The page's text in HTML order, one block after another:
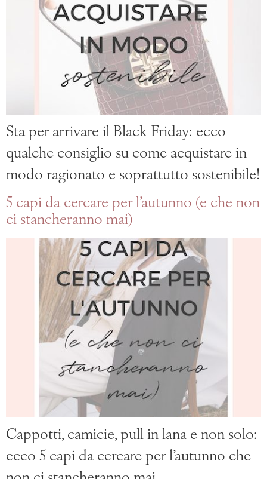
Sta per arrivare il Black Friday: ecco
qualche consiglio su come acquistare in
modo ragionato e soprattutto sostenibile!
5 capi da cercare per l’autunno (e che non
ci stancheranno mai)
Cappotti, camicie, pull in lana e non solo:
ecco 5 capi da cercare per l’autunno che